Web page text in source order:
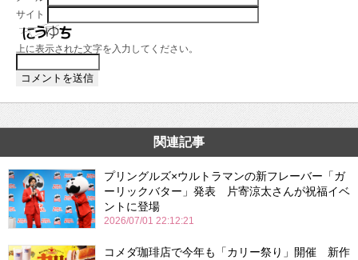
サイト
上に表示された文字を入力してください。
関連記事
プリングルズ×ウルトラマンの新フレーバー「ガ
ーリックバター」発表 片寄涼太さんが祝福イベ
ントに登場
2026/07/01 22:12:21
コメダ珈琲店で今年も「カリー祭り」開催 新作